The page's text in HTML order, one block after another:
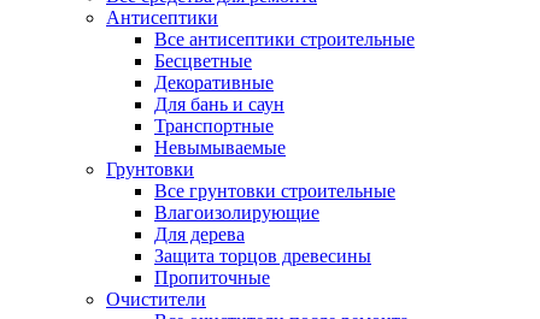
Антисептики
Все антисептики строительные
Бесцветные
Декоративные
Для бань и саун
Транспортные
Невымываемые
Грунтовки
Все грунтовки строительные
Влагоизолирующие
Для дерева
Защита торцов древесины
Пропиточные
Очистители